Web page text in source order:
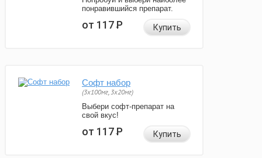
понравившийся препарат.
от 117Р Купить
Софт набор
(3x100мг, 3x20мг)
Выбери софт-препарат на
свой вкус!
от 117Р Купить